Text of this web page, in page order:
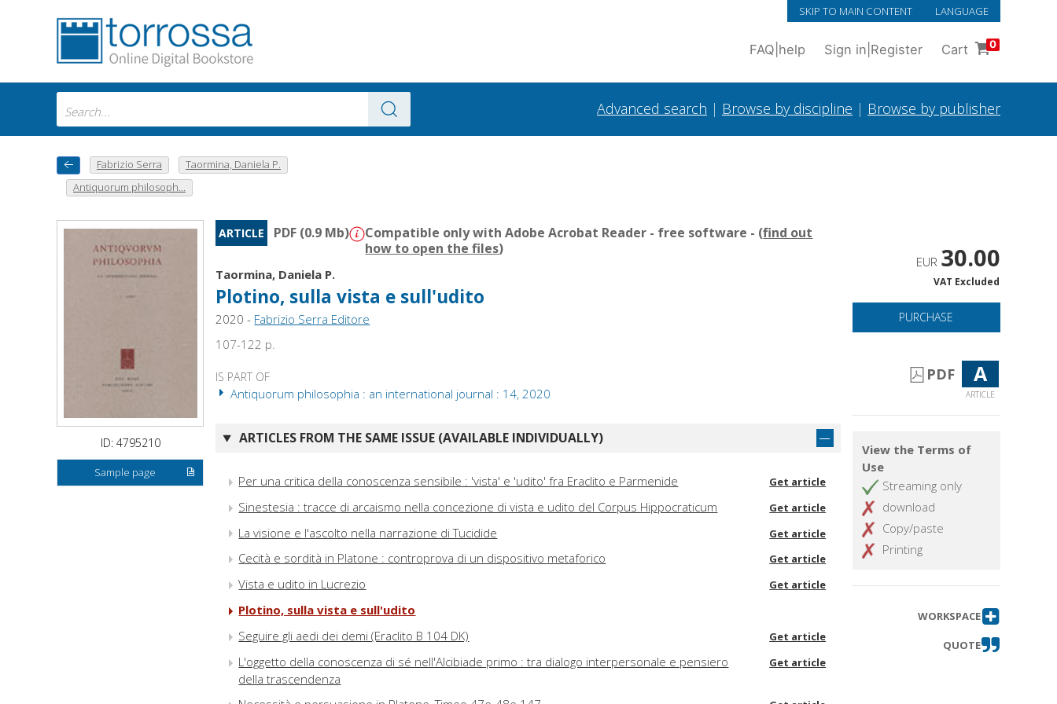
SKIP TO MAIN CONTENT LANGUAGE
FAQ help Sign in Register Cart 0
Advanced search | Browse by discipline | Browse by publisher
Fabrizio Serra
Taormina, Daniela P.
Antiquorum philosoph...
ID: 4795210
Sample page
ARTICLE PDF (0.9 Mb) Compatible only with Adobe Acrobat Reader - free software - (find out
how to open the files)
Taormina, Daniela P.
Plotino, sulla vista e sull'udito
2020 - Fabrizio Serra Editore
107-122 p.
IS PART OF
Antiquorum philosophia : an international journal : 14, 2020
ARTICLES FROM THE SAME ISSUE (AVAILABLE INDIVIDUALLY)
Per una critica della conoscenza sensibile : 'vista' e 'udito' fra Eraclito e Parmenide Get article
Sinestesia : tracce di arcaismo nella concezione di vista e udito del Corpus Hippocraticum Get article
La visione e l'ascolto nella narrazione di Tucidide Get article
Cecità e sordità in Platone : controprova di un dispositivo metaforico Get article
Vista e udito in Lucrezio Get article
Plotino, sulla vista e sull'udito
Seguire gli aedi dei demi (Eraclito B 104 DK)
Get article
L'oggetto della conoscenza di sé nell'Alcibiade primo : tra dialogo interpersonale e pensiero
della trascendenza
Get article
EUR 30.00
VAT Excluded
PURCHASE
PDF A
ARTICLE
View the Terms of
Use
Streaming only
download
Copy/paste
Printing
WORKSPACE
QUOTE